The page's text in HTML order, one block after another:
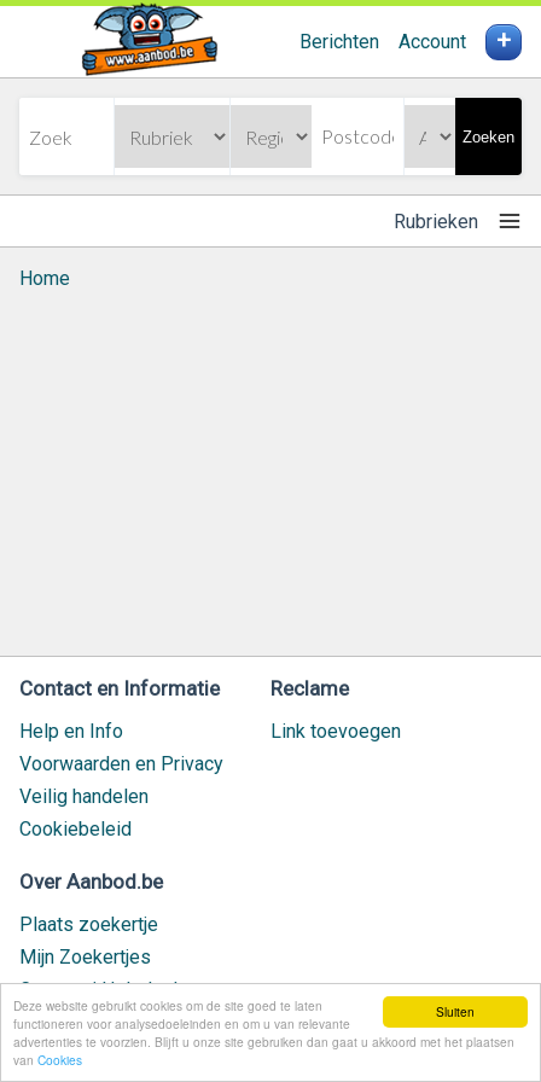
Sluiten
Deze website gebruikt cookies om de site goed te laten
functioneren voor analysedoeleinden en om u van relevante
advertenties te voorzien. Blijft u onze site gebruiken dan gaat u akkoord met het plaatsen
van Cookies
Berichten Account +
Zoeken
Rubrieken
Home
Contact en Informatie
Help en Info
Voorwaarden en Privacy
Veilig handelen
Cookiebeleid
Reclame
Link toevoegen
Over Aanbod.be
Plaats zoekertje
Mijn Zoekertjes
Contact / Helpdesk
Nieuw geplaatst